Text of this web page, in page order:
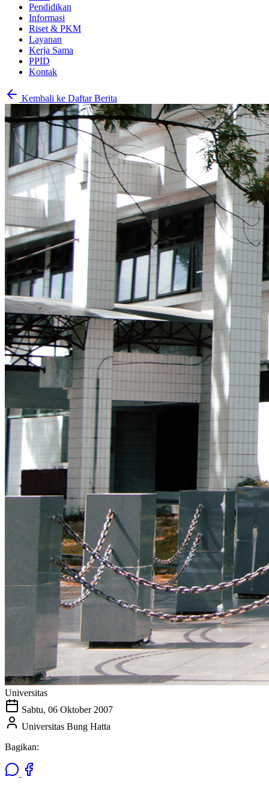
Pendidikan
Informasi
Riset & PKM
Layanan
Kerja Sama
PPID
Kontak
Kembali ke Daftar Berita
Universitas
Sabtu, 06 Oktober 2007
Universitas Bung Hatta
Bagikan: